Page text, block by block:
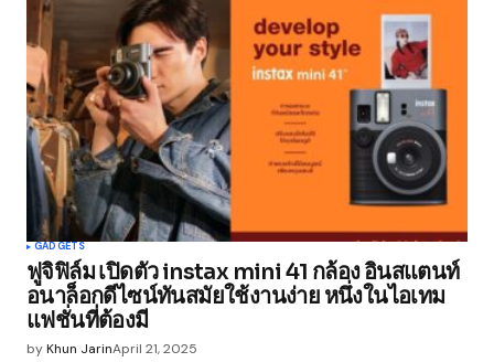
GADGETS
ฟูจิฟิล์ม เปิดตัว instax mini 41 กล้อง อินสแตนท์
อนาล็อกดีไซน์ทันสมัยใช้งานง่าย หนึ่งในไอเทม
แฟชั่นที่ต้องมี
byKhun JarinApril 21, 2025